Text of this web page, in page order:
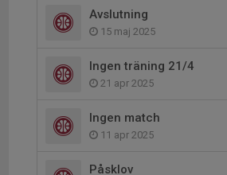
Avslutning
15 maj 2025
Ingen träning 21/4
21 apr 2025
Ingen match
11 apr 2025
Påsklov